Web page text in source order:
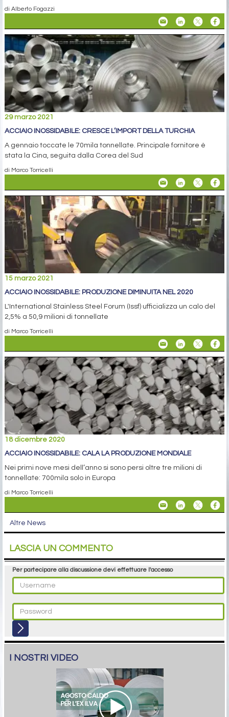
di Alberto Fogazzi
29 marzo 2021
ACCIAIO INOSSIDABILE: CRESCE L’IMPORT DELLA TURCHIA
A gennaio toccate le 70mila tonnellate. Principale fornitore è
stata la Cina, seguita dalla Corea del Sud
di Marco Torricelli
15 marzo 2021
ACCIAIO INOSSIDABILE: PRODUZIONE DIMINUITA NEL 2020
L'International Stainless Steel Forum (Issf) ufficializza un calo del
2,5% a 50,9 milioni di tonnellate
di Marco Torricelli
18 dicembre 2020
ACCIAIO INOSSIDABILE: CALA LA PRODUZIONE MONDIALE
Nei primi nove mesi dell’anno si sono persi oltre tre milioni di
tonnellate: 700mila solo in Europa
di Marco Torricelli
Altre News
LASCIA UN COMMENTO
Per partecipare alla discussione devi effettuare l'accesso
I NOSTRI VIDEO